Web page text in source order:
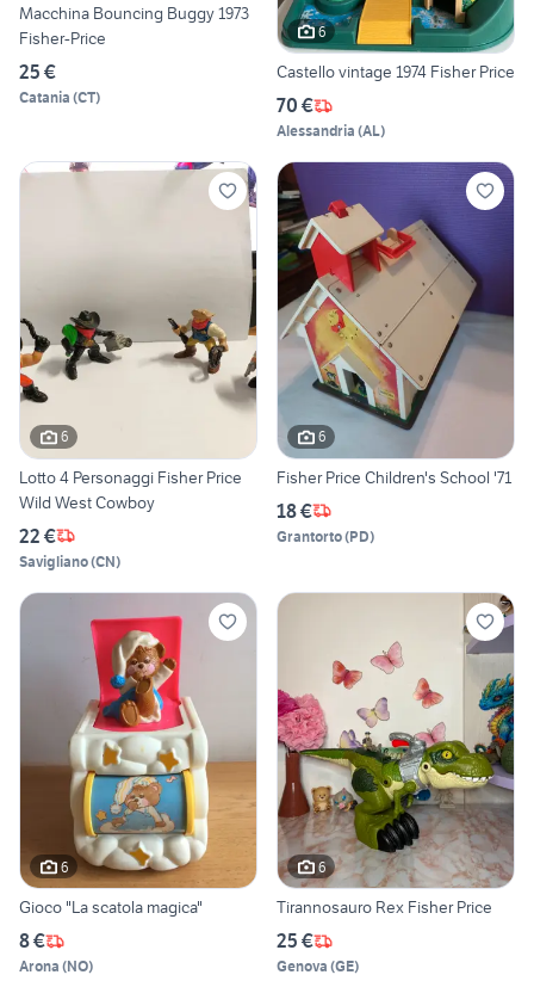
Macchina Bouncing Buggy 1973
Fisher-Price
25 €
Catania (CT)
6
Castello vintage 1974 Fisher Price
70 €
Alessandria (AL)
6
Lotto 4 Personaggi Fisher Price
Wild West Cowboy
22 €
Savigliano(CN)
6
Fisher Price Children's School '71
18 €
Grantorto(PD)
6
Gioco "La scatola magica"
8 €
Arona (NO)
6
Tirannosauro Rex Fisher Price
25 €
Genova (GE)